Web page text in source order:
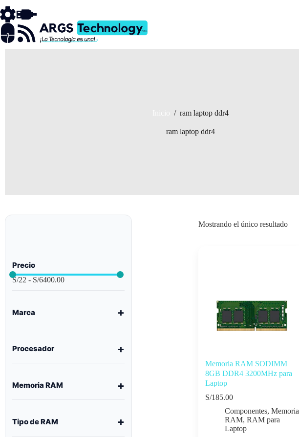
al
contenido
/ ram laptop ddr4
ram laptop ddr4
Mostrando el único resultado
Memoria RAM SODIMM
8GB DDR4 3200MHz para
Laptop
S/185.00
Componentes, Memoria
RAM, RAM para
Laptop
Precio
S/22 - S/6400.00
Marca
Procesador
Memoria RAM
Tipo de RAM